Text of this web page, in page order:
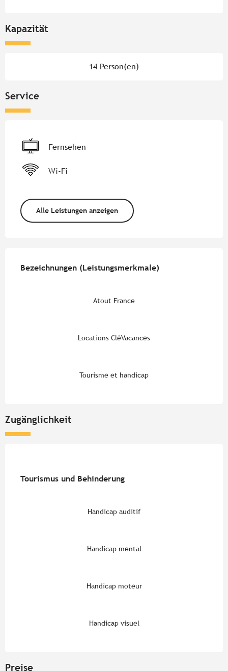
Kapazität
14 Person(en)
Service
Fernsehen
Wi-Fi
Alle Leistungen anzeigen
Bezeichnungen (Leistungsmerkmale)
Bezeichnungen (Leistungsmerkmale)
Atout France
Locations CléVacances
Tourisme et handicap
Zugänglichkeit
Tourismus und Behinderung
Tourismus und Behinderung
Handicap auditif
Handicap mental
Handicap moteur
Handicap visuel
Preise